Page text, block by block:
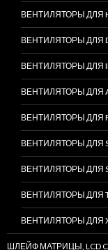
ВЕНТИЛЯТОРЫ ДЛЯ
ВЕНТИЛЯТОРЫ ДЛЯ
ВЕНТИЛЯТОРЫ ДЛЯ
ВЕНТИЛЯТОРЫ ДЛЯ
ВЕНТИЛЯТОРЫ ДЛЯ
ВЕНТИЛЯТОРЫ ДЛЯ
ВЕНТИЛЯТОРЫ ДЛЯ
ВЕНТИЛЯТОРЫ ДЛЯ
ВЕНТИЛЯТОРЫ ДЛЯ
ШЛЕЙФ МАТРИЦЫ, LCD